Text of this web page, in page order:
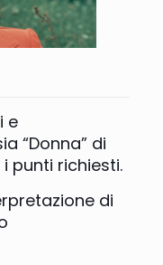
e
“Donna” di
punti richiesti.
di